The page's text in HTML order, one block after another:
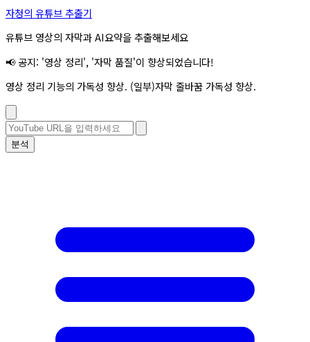
자청의 유튜브 추출기
유튜브 영상의 자막과 AI요약을 추출해보세요
📢 공지: '영상 정리', '자막 품질'이 향상되었습니다!
영상 정리 기능의 가독성 향상. (일부)자막 줄바꿈 가독성 향상.
분석